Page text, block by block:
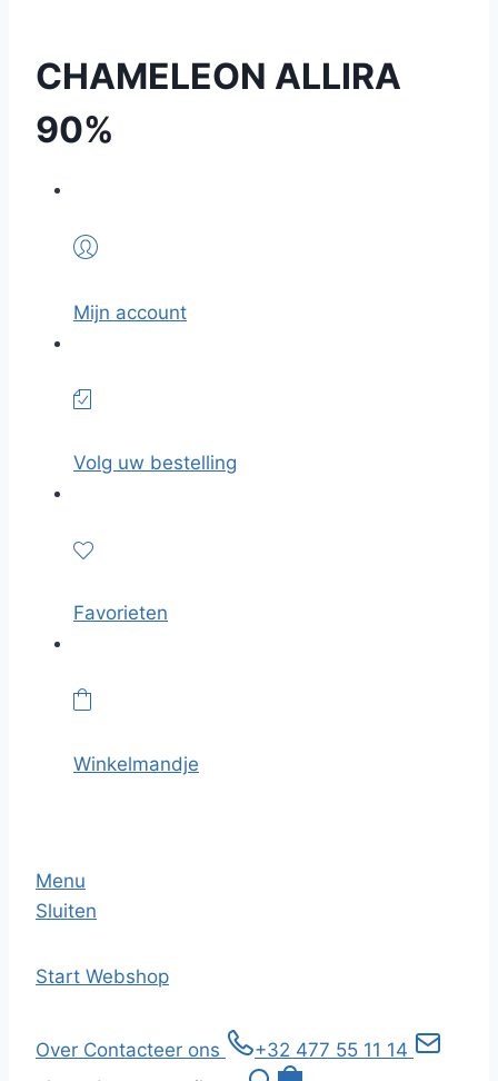
CHAMELEON ALLIRA
90%
Mijn account
Volg uw bestelling
Favorieten
Winkelmandje
Menu
Sluiten
Start Webshop
Over Contacteer ons
+32 477 55 11 14